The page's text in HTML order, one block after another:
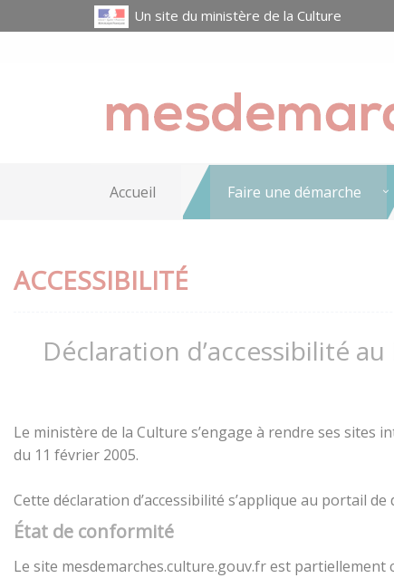
Un site du ministère de la Culture
Accueil Faire une démarche
ACCESSIBILITÉ
Déclaration d’accessibilité
Le ministère de la Culture s’engage à rendre ses sites
du 11 février 2005.
Cette déclaration d’accessibilité s’applique au portail
État de conformité
Le site mesdemarches.culture.gouv.fr est partiellement